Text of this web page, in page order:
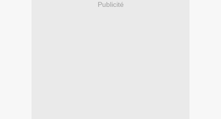
Publicité